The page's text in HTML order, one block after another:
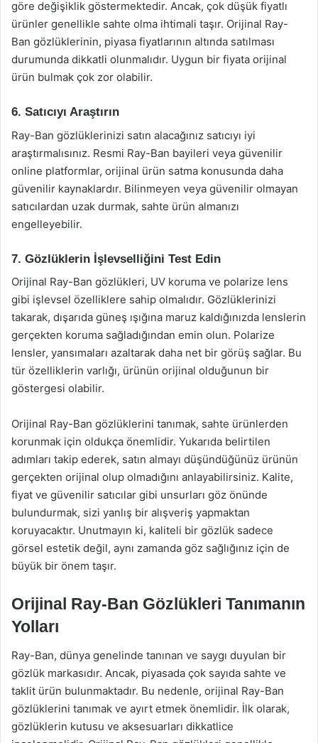
göre değişiklik göstermektedir. Ancak, çok düşük fiyatlı
ürünler genellikle sahte olma ihtimali taşır. Orijinal Ray-
Ban gözlüklerinin, piyasa fiyatlarının altında satılması
durumunda dikkatli olunmalıdır. Uygun bir fiyata orijinal
ürün bulmak çok zor olabilir.
6. Satıcıyı Araştırın
Ray-Ban gözlüklerinizi satın alacağınız satıcıyı iyi
araştırmalısınız. Resmi Ray-Ban bayileri veya güvenilir
online platformlar, orijinal ürün satma konusunda daha
güvenilir kaynaklardır. Bilinmeyen veya güvenilir olmayan
satıcılardan uzak durmak, sahte ürün almanızı
engelleyebilir.
7. Gözlüklerin İşlevselliğini Test Edin
Orijinal Ray-Ban gözlükleri, UV koruma ve polarize lens
gibi işlevsel özelliklere sahip olmalıdır. Gözlüklerinizi
takarak, dışarıda güneş ışığına maruz kaldığınızda lenslerin
gerçekten koruma sağladığından emin olun. Polarize
lensler, yansımaları azaltarak daha net bir görüş sağlar. Bu
tür özelliklerin varlığı, ürünün orijinal olduğunun bir
göstergesi olabilir.
Orijinal Ray-Ban gözlüklerini tanımak, sahte ürünlerden
korunmak için oldukça önemlidir. Yukarıda belirtilen
adımları takip ederek, satın almayı düşündüğünüz ürünün
gerçekten orijinal olup olmadığını anlayabilirsiniz. Kalite,
fiyat ve güvenilir satıcılar gibi unsurları göz önünde
bulundurmak, sizi yanlış bir alışveriş yapmaktan
koruyacaktır. Unutmayın ki, kaliteli bir gözlük sadece
görsel estetik değil, aynı zamanda göz sağlığınız için de
büyük bir önem taşır.
Orijinal Ray-Ban Gözlükleri Tanımanın
Yolları
Ray-Ban, dünya genelinde tanınan ve saygı duyulan bir
gözlük markasıdır. Ancak, piyasada çok sayıda sahte ve
taklit ürün bulunmaktadır. Bu nedenle, orijinal Ray-Ban
gözlüklerini tanımak ve ayırt etmek önemlidir. İlk olarak,
gözlüklerin kutusu ve aksesuarları dikkatlice